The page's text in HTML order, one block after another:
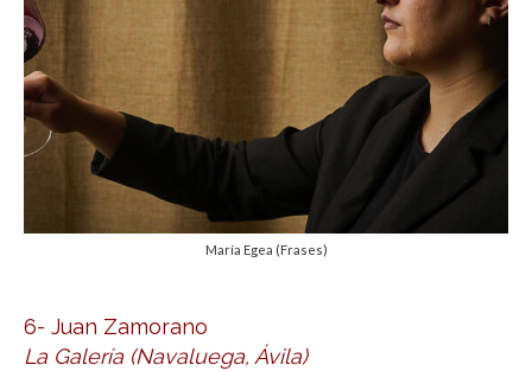
María Egea (Frases)
6- Juan Zamorano
La Galería (Navaluega, Ávila)